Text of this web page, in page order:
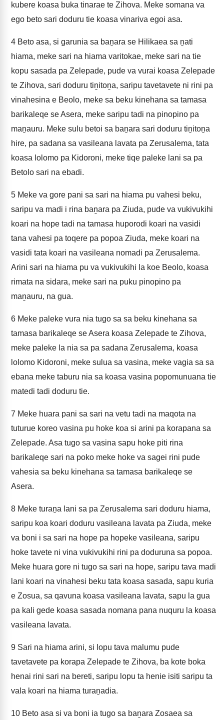
kubere koasa buka tinarae te Zihova. Meke somana va
ego beto sari doduru tie koasa vinariva egoi asa.
4 Beto asa, si garunia sa baṉara se Hilikaea sa ṉati
hiama, meke sari na hiama varitokae, meke sari na tie
kopu sasada pa Zelepade, pude va vurai koasa Zelepade
te Zihova, sari doduru tiṉitoṉa, saripu tavetavete ni rini pa
vinahesina e Beolo, meke sa beku kinehana sa tamasa
barikaleqe se Asera, meke saripu tadi na pinopino pa
maṉauru. Meke sulu betoi sa baṉara sari doduru tiṉitoṉa
hire, pa sadana sa vasileana lavata pa Zerusalema, tata
koasa lolomo pa Kidoroni, meke tiqe paleke lani sa pa
Betolo sari na ebadi.
5 Meke va gore pani sa sari na hiama pu vahesi beku,
saripu va madi i rina baṉara pa Ziuda, pude va vukivukihi
koari na hope tadi na tamasa huporodi koari na vasidi
tana vahesi pa toqere pa popoa Ziuda, meke koari na
vasidi tata koari na vasileana nomadi pa Zerusalema.
Arini sari na hiama pu va vukivukihi la koe Beolo, koasa
rimata na sidara, meke sari na puku pinopino pa
maṉauru, na gua.
6 Meke paleke vura nia tugo sa sa beku kinehana sa
tamasa barikaleqe se Asera koasa Zelepade te Zihova,
meke paleke la nia sa pa sadana Zerusalema, koasa
lolomo Kidoroni, meke sulua sa vasina, meke vagia sa sa
ebana meke taburu nia sa koasa vasina popomunuana tie
matedi tadi doduru tie.
7 Meke huara pani sa sari na vetu tadi na maqota na
tuturue koreo vasina pu hoke koa si arini pa korapana sa
Zelepade. Asa tugo sa vasina sapu hoke piti rina
barikaleqe sari na poko meke hoke va sagei rini pude
vahesia sa beku kinehana sa tamasa barikaleqe se
Asera.
8 Meke turaṉa lani sa pa Zerusalema sari doduru hiama,
saripu koa koari doduru vasileana lavata pa Ziuda, meke
va boni i sa sari na hope pa hopeke vasileana, saripu
hoke tavete ni vina vukivukihi rini pa doduruna sa popoa.
Meke huara gore ni tugo sa sari na hope, saripu tava madi
lani koari na vinahesi beku tata koasa sasada, sapu kuria
e Zosua, sa qavuna koasa vasileana lavata, sapu la gua
pa kali gede koasa sasada nomana pana nuquru la koasa
vasileana lavata.
9 Sari na hiama arini, si lopu tava malumu pude
tavetavete pa korapa Zelepade te Zihova, ba kote boka
henai rini sari na bereti, saripu lopu ta henie isiti saripu ta
vala koari na hiama turaṉadia.
10 Beto asa si va boni ia tugo sa baṉara Zosaea sa